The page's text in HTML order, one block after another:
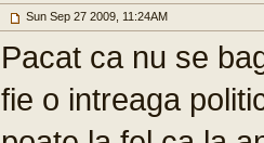
Sun Sep 27 2009, 11:24AM
Pacat ca nu se
fie o intreaga